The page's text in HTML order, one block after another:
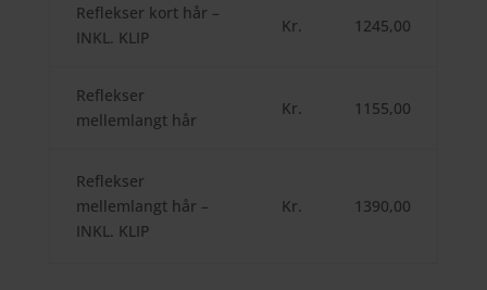
Reflekser kort hår –
INKL. KLIP
Kr. 1245,00
Reflekser
mellemlangt hår
Kr. 1155,00
Reflekser
mellemlangt hår –
INKL. KLIP
Kr. 1390,00